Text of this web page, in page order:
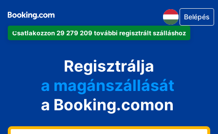
Csatlakozzon 29 279 209 további regisztrált szálláshoz
Belépés
Regisztrálja
az apartmanját
a szállodáját
a magánszállását
a vendégházát
a házát
a Booking.comon